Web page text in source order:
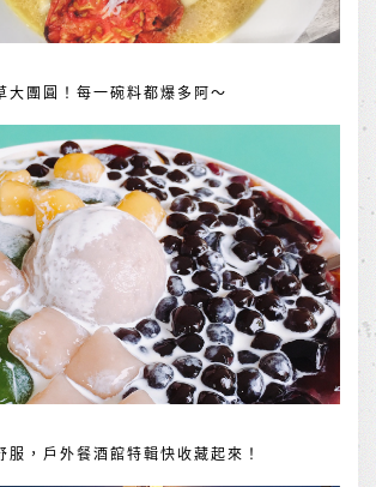
大團圓！每一碗料都爆多阿～
服，戶外餐酒館特輯快收藏起來！